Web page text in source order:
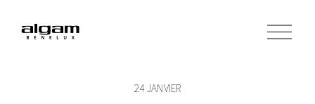
O
u
24 JANVIER